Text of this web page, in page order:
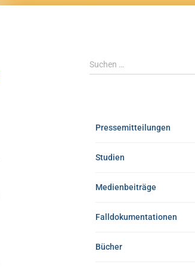
Suchen …
Pressemitteilungen
Studien
Medienbeiträge
Falldokumentationen
Bücher